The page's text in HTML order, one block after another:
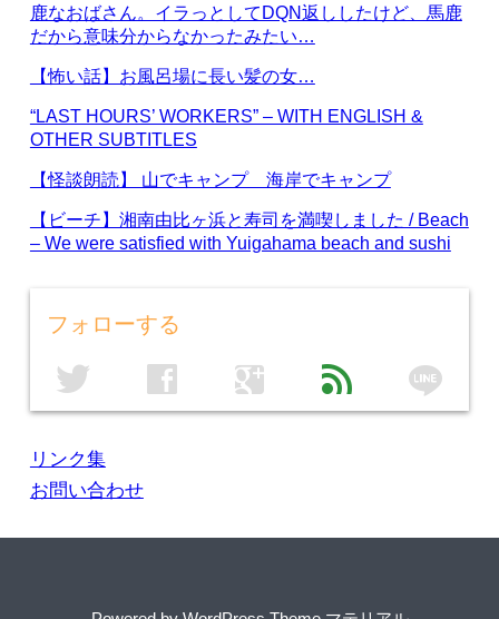
鹿なおばさん。イラっとしてDQN返ししたけど、馬鹿
だから意味分からなかったみたい…
【怖い話】お風呂場に長い髪の女…
“LAST HOURS’ WORKERS” – WITH ENGLISH &
OTHER SUBTITLES
【怪談朗読】 山でキャンプ 海岸でキャンプ
【ビーチ】湘南由比ヶ浜と寿司を満喫しました / Beach
– We were satisfied with Yuigahama beach and sushi
フォローする
twitter facebook google feed line
リンク集
お問い合わせ